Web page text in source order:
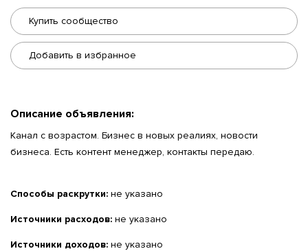
Купить сообщество
Добавить в избранное
Описание объявления:
Канал с возрастом. Бизнес в новых реалиях, новости
бизнеса. Есть контент менеджер, контакты передаю.
Способы раскрутки: не указано
Источники расходов: не указано
Источники доходов: не указано